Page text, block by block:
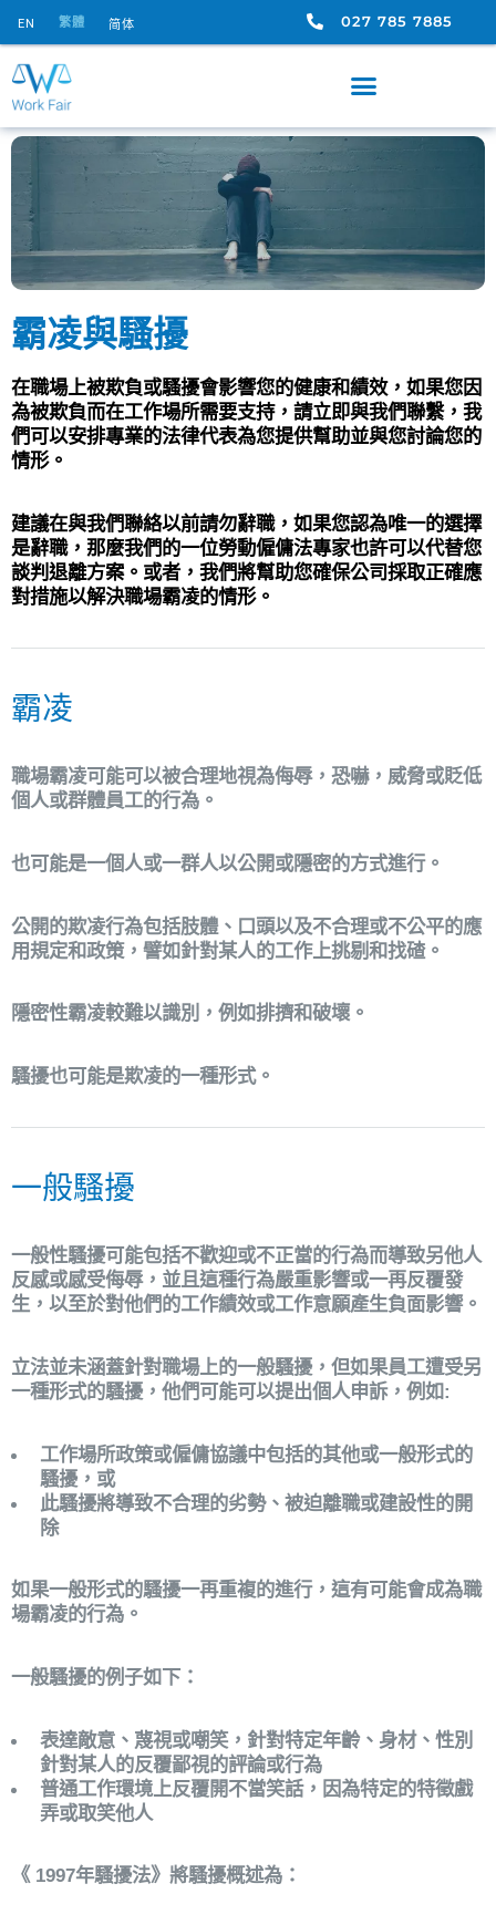
EN 繁體 简体 027 785 7885
霸凌與騷擾
在職場上被欺負或騷擾會影響您的健康和績效，如果您因
為被欺負而在工作場所需要支持，請立即與我們聯繫，我
們可以安排專業的法律代表為您提供幫助並與您討論您的
情形。
建議在與我們聯絡以前請勿辭職，如果您認為唯一的選擇
是辭職，那麼我們的一位勞動僱傭法專家也許可以代替您
談判退離方案。或者，我們將幫助您確保公司採取正確應
對措施以解決職場霸凌的情形。
霸凌
職場霸凌可能可以被合理地視為侮辱，恐嚇，威脅或貶低
個人或群體員工的行為。
也可能是一個人或一群人以公開或隱密的方式進行。
公開的欺凌行為包括肢體、口頭以及不合理或不公平的應
用規定和政策，譬如針對某人的工作上挑剔和找碴。
隱密性霸凌較難以識別，例如排擠和破壞。
騷擾也可能是欺凌的一種形式。
一般騷擾
一般性騷擾可能包括不歡迎或不正當的行為而導致另他人
反感或感受侮辱，並且這種行為嚴重影響或一再反覆發
生，以至於對他們的工作績效或工作意願產生負面影響。
立法並未涵蓋針對職場上的一般騷擾，但如果員工遭受另
一種形式的騷擾，他們可能可以提出個人申訴，例如:
工作場所政策或僱傭協議中包括的其他或一般形式的
騷擾，或
此騷擾將導致不合理的劣勢、被迫離職或建設性的開
除
如果一般形式的騷擾一再重複的進行，這有可能會成為職
場霸凌的行為。
一般騷擾的例子如下：
表達敵意、蔑視或嘲笑，針對特定年齡、身材、性別
針對某人的反覆鄙視的評論或行為
普通工作環境上反覆開不當笑話，因為特定的特徵戲
弄或取笑他人
《 1997年騷擾法》將騷擾概述為：